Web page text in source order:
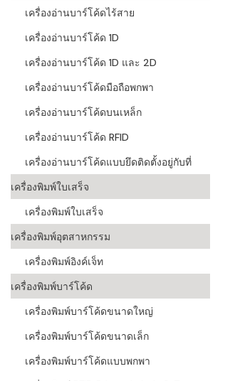
เครื่องอ่านบาร์โค้ดไร้สาย
เครื่องอ่านบาร์โค้ด 1D
เครื่องอ่านบาร์โค้ด 1D และ 2D
เครื่องอ่านบาร์โค้ดมือถือพกพา
เครื่องอ่านบาร์โค้ดบนเหล็ก
เครื่องอ่านบาร์โค้ด RFID
เครื่องอ่านบาร์โค้ดแบบยึดติดตั้งอยู่กับที่
เครื่องพิมพ์ใบเสร็จ
เครื่องพิมพ์ใบเสร็จ
เครื่องพิมพ์อุตสาหกรรม
เครื่องพิมพ์อิงค์เจ็ท
เครื่องพิมพ์บาร์โค้ด
เครื่องพิมพ์บาร์โค้ดขนาดใหญ่
เครื่องพิมพ์บาร์โค้ดขนาดเล็ก
เครื่องพิมพ์บาร์โค้ดแบบพกพา